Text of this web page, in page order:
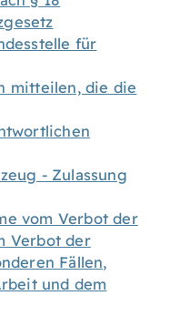
für
mitteilen, die die
- Zulassung
vom Verbot der
Verbot der
Fällen,
und dem